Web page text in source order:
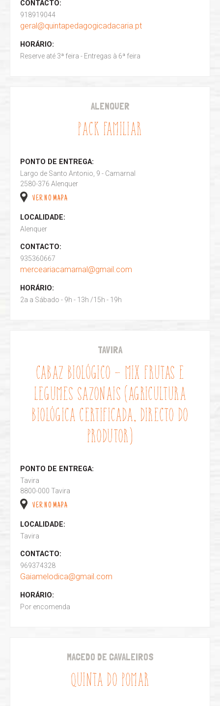
CONTACTO:
918919044
geral@quintapedagogicadacaria.pt
HORÁRIO:
Reserve até 3ª feira - Entregas à 6ª feira
ALENQUER
PACK FAMILIAR
PONTO DE ENTREGA:
Largo de Santo Antonio, 9 - Camarnal
2580-376 Alenquer
VER NO MAPA
LOCALIDADE:
Alenquer
CONTACTO:
935360667
merceariacamarnal@gmail.com
HORÁRIO:
2a a Sábado - 9h - 13h /15h - 19h
TAVIRA
CABAZ BIOLÓGICO - MIX FRUTAS E
LEGUMES SAZONAIS (AGRICULTURA
BIOLÓGICA CERTIFICADA, DIRECTO DO
PRODUTOR)
PONTO DE ENTREGA:
Tavira
8800-000 Tavira
VER NO MAPA
LOCALIDADE:
Tavira
CONTACTO:
969374328
Gaiamelodica@gmail.com
HORÁRIO:
Por encomenda
MACEDO DE CAVALEIROS
QUINTA DO POMAR